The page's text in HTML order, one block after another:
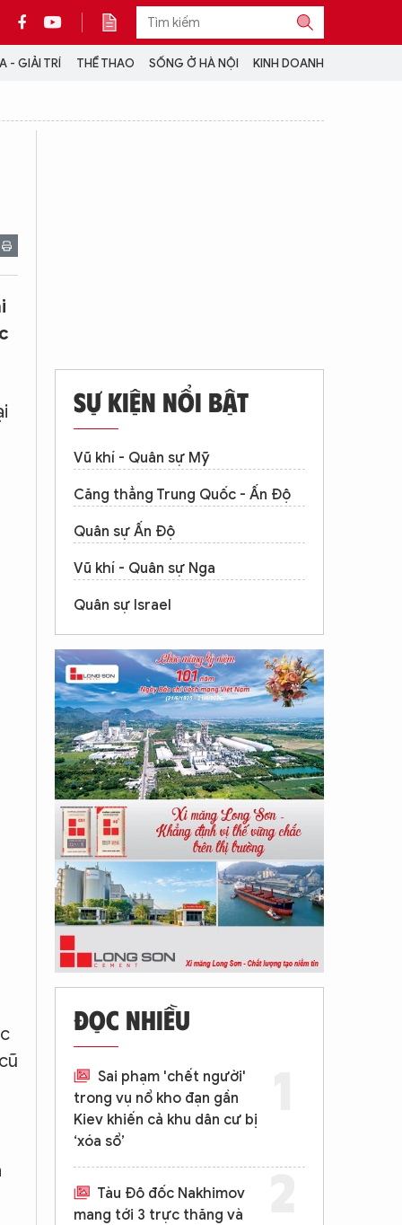
- GIẢI TRÍ THỂ THAO SỐNG Ở HÀ NỘI KINH DOANH
SỰ KIỆN NỔI BẬT
Vũ khí - Quân sự Mỹ
Căng thẳng Trung Quốc - Ấn Độ
Quân sự Ấn Độ
Vũ khí - Quân sự Nga
Quân sự Israel
ĐỌC NHIỀU
Sai phạm 'chết người'
trong vụ nổ kho đạn gần
Kiev khiến cả khu dân cư bị
‘xóa sổ’
Tàu Đô đốc Nakhimov
mang tới 3 trực thăng và